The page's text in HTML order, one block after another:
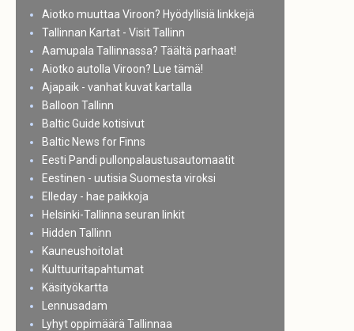
Aiotko muuttaa Viroon? Hyödyllisiä linkkejä
Tallinnan Kartat - Visit Tallinn
Aamupala Tallinnassa? Täältä parhaat!
Aiotko autolla Viroon? Lue tämä!
Ajapaik - vanhat kuvat kartalla
Balloon Tallinn
Baltic Guide kotisivut
Baltic News for Finns
Eesti Pandi pullonpalaustusautomaatit
Eestinen - uutisia Suomesta viroksi
Elleday - hae paikkoja
Helsinki-Tallinna seuran linkit
Hidden Tallinn
Kauneushoitolat
Kulttuuritapahtumat
Käsityökartta
Lennusadam
Lyhyt oppimäärä Tallinnaa